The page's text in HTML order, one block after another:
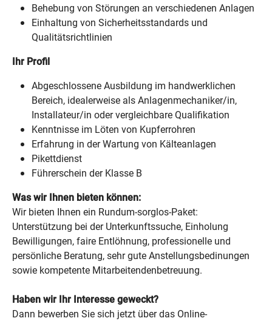
Behebung von Störungen an verschiedenen Anlagen
Einhaltung von Sicherheitsstandards und
Qualitätsrichtlinien
Ihr Profil
Abgeschlossene Ausbildung im handwerklichen
Bereich, idealerweise als Anlagenmechaniker/in,
Installateur/in oder vergleichbare Qualifikation
Kenntnisse im Löten von Kupferrohren
Erfahrung in der Wartung von Kälteanlagen
Pikettdienst
Führerschein der Klasse B
Was wir Ihnen bieten können:
Wir bieten Ihnen ein Rundum-sorglos-Paket:
Unterstützung bei der Unterkunftssuche, Einholung
Bewilligungen, faire Entlöhnung, professionelle und
persönliche Beratung, sehr gute Anstellungsbedinungen
sowie kompetente Mitarbeitendenbetreuung.
Haben wir Ihr Interesse geweckt?
Dann bewerben Sie sich jetzt über das Online-